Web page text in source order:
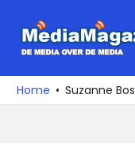
naar
media
over
Home Suzanne